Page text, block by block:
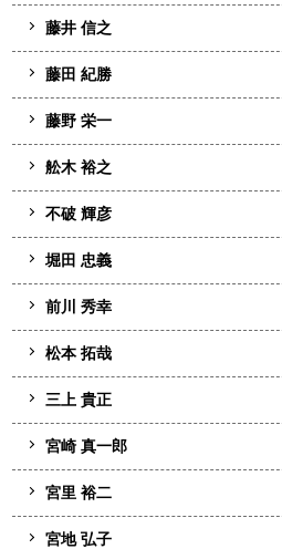
藤井 信之
藤田 紀勝
藤野 栄一
舩木 裕之
不破 輝彦
堀田 忠義
前川 秀幸
松本 拓哉
三上 貴正
宮崎 真一郎
宮里 裕二
宮地 弘子